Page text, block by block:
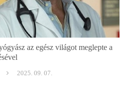
az egész világot meglepte a
2025. 09. 07.